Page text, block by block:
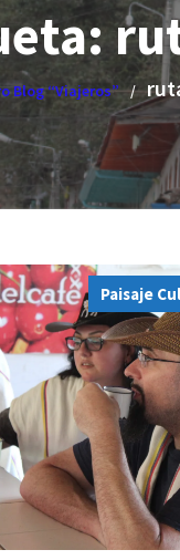
Blog “Viajeros”
Paisaje